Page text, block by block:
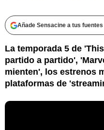
Añade Sensacine a tus
La temporada 5 de
partido a partido',
mienten', los estrenos
plataformas de